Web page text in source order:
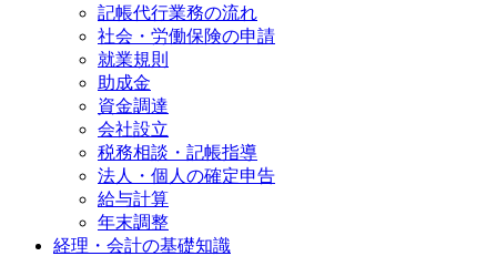
記帳代行業務の流れ
社会・労働保険の申請
就業規則
助成金
資金調達
会社設立
税務相談・記帳指導
法人・個人の確定申告
給与計算
年末調整
経理・会計の基礎知識